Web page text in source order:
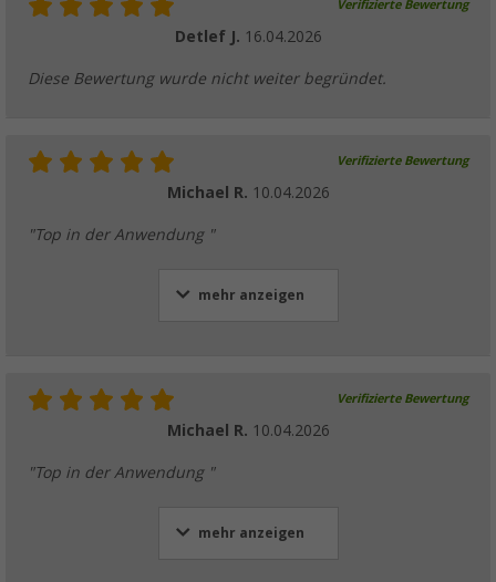
Verifizierte Bewertung
Detlef J. 16.04.2026
Diese Bewertung wurde nicht weiter begründet.
Verifizierte Bewertung
Michael R. 10.04.2026
"Top in der Anwendung "
mehr anzeigen
Verifizierte Bewertung
Michael R. 10.04.2026
"Top in der Anwendung "
mehr anzeigen